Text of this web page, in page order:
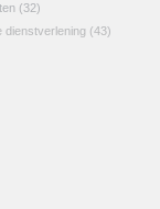
(32)
dienstverlening (43)